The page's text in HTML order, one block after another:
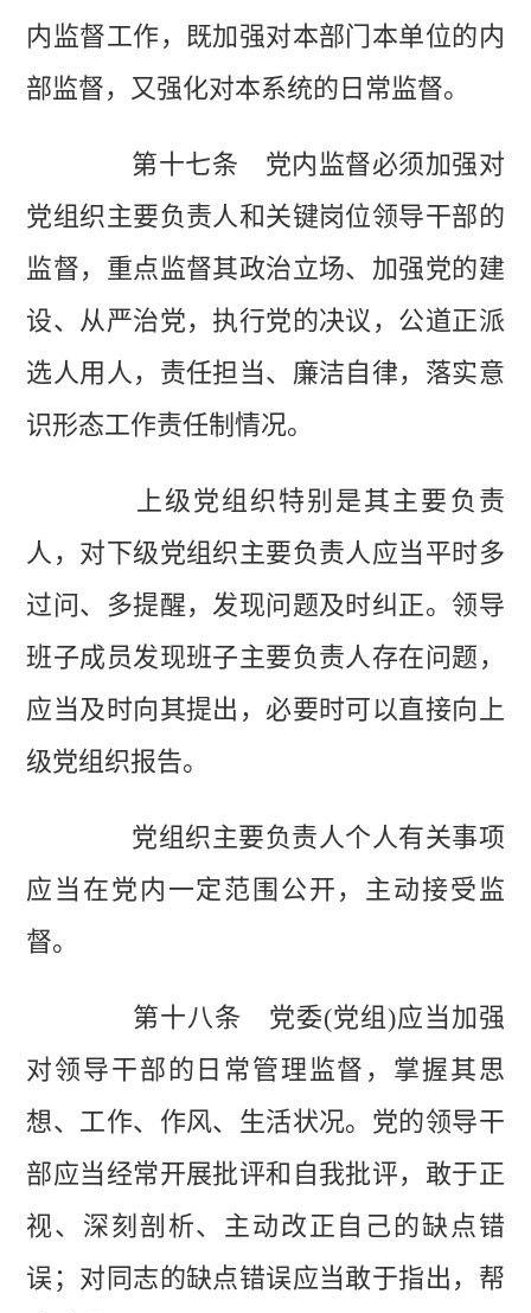
内监督工作，既加强对本部门本单位的内
部监督，又强化对本系统的日常监督。
第十七条 党内监督必须加强对
党组织主要负责人和关键岗位领导干部的
监督，重点监督其政治立场、加强党的建
设、从严治党，执行党的决议，公道正派
选人用人，责任担当、廉洁自律，落实意
识形态工作责任制情况。
上级党组织特别是其主要负责
人，对下级党组织主要负责人应当平时多
过问、多提醒，发现问题及时纠正。领导
班子成员发现班子主要负责人存在问题，
应当及时向其提出，必要时可以直接向上
级党组织报告。
党组织主要负责人个人有关事项
应当在党内一定范围公开，主动接受监
督。
第十八条 党委(党组)应当加强
对领导干部的日常管理监督，掌握其思
想、工作、作风、生活状况。党的领导干
部应当经常开展批评和自我批评，敢于正
视、深刻剖析、主动改正自己的缺点错
误；对同志的缺点错误应当敢于指出，帮